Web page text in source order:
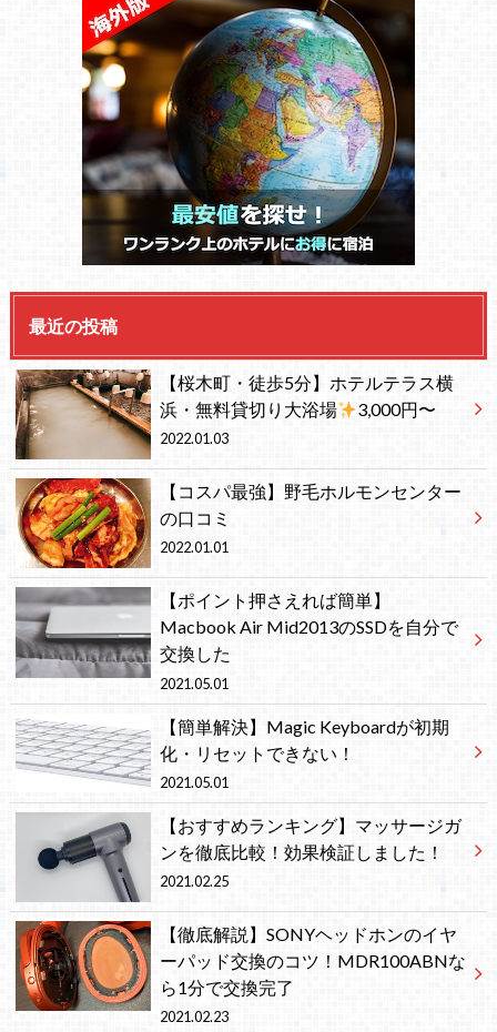
最近の投稿
【桜木町・徒歩5分】ホテルテラス横
浜・無料貸切り大浴場
3,000円〜
2022.01.03
【コスパ最強】野毛ホルモンセンター
の口コミ
2022.01.01
【ポイント押さえれば簡単】
Macbook Air Mid2013のSSDを自分で
交換した
2021.05.01
【簡単解決】Magic Keyboardが初期
化・リセットできない！
2021.05.01
【おすすめランキング】マッサージガ
ンを徹底比較！効果検証しました！
2021.02.25
【徹底解説】SONYヘッドホンのイヤ
ーパッド交換のコツ！MDR100ABNな
ら1分で交換完了
2021.02.23